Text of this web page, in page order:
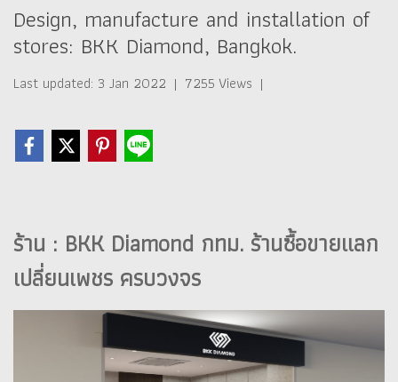
Design, manufacture and installation of
stores: BKK Diamond, Bangkok.
Last updated: 3 Jan 2022 | 7255 Views |
ร้าน : BKK Diamond กทม. ร้านซื้อขายแลก
เปลี่ยนเพชร ครบวงจร